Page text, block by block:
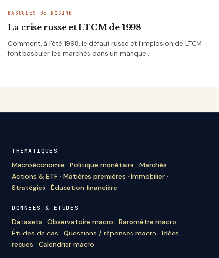
BASCULES DE RÉGIME
La crise russe et LTCM de 1998
Comment, à l'été 1998, le défaut russe et l'implosion de LTCM
font basculer les marchés dans un manque…
THÉMATIQUES
Macroéconomie · Politique monétaire · Marchés ·
Actions & ETF · Matières premières · Immobilier ·
Stratégies · Éducation financière
DONNÉES & ÉTUDES
Datasets · Observatoire macro · Baromètre macro ·
Études de cas · Questions / réponses macro · Idées
reçues · Calendrier macro